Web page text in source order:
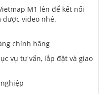
M1 lên để kết nối
video nhé.
chính hãng
vụ tư vấn, lắp đặt và giao